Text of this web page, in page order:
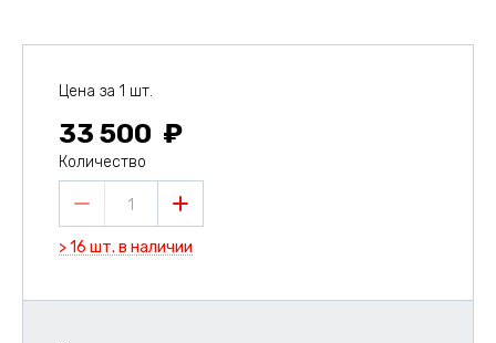
Цена за 1 шт.
33 500
Количество
1
> 16 шт. в наличии